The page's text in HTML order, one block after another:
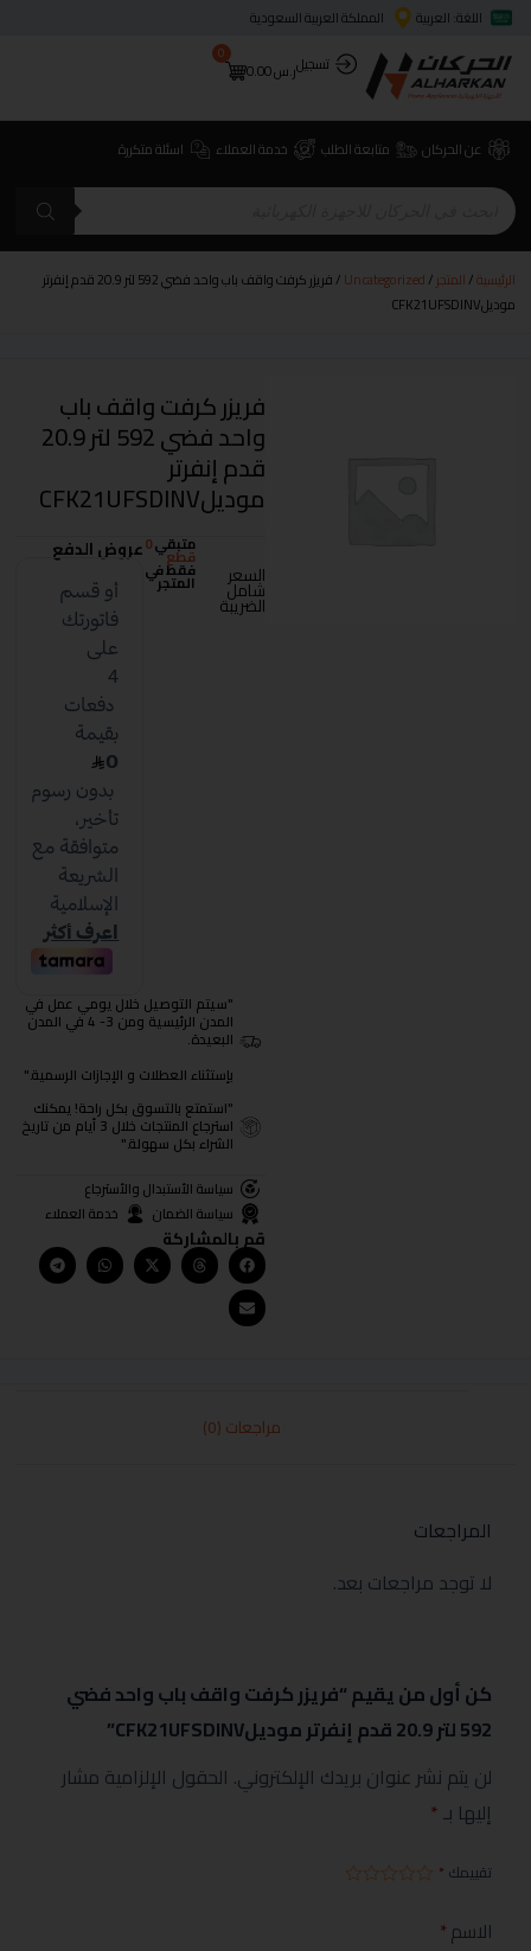
اللغة: العربية
المملكة العربية السعودية
تسجيلر.س0.00
0
عن الحركان متابعة الطلب خدمة العملاء اسئلة متكررة
الرئيسية/المتجر/
Uncategorized
/ فريزر كرفت واقف باب واحد فضي 592 لتر 20.9 قدم إنفرتر
موديلCFK21UFSDINV
فريزر كرفت واقف باب
واحد فضي 592 لتر 20.9
قدم إنفرتر
موديلCFK21UFSDINV
السعر
شامل
الضريبة
متبقي0
قطع
فقط في
المتجر
عروض الدفع
"سيتم التوصيل خلال يومي عمل في
المدن الرئيسية ومن 3- 4 في المدن
البعيدة.
بإستثناء العطلات و الإجازات الرسمية."
"استمتع بالتسوق بكل راحة! يمكنك
استرجاع المنتجات خلال 3 أيام من تاريخ
الشراء بكل سهولة."
سياسة الأستبدال والأسترجاع
سياسة الضمان
خدمة العملاء
قم بالمشاركة
مراجعات (0)
المراجعات
لا توجد مراجعات بعد.
كن أول من يقيم “فريزر كرفت واقف باب واحد فضي
592 لتر 20.9 قدم إنفرتر موديلCFK21UFSDINV”
لن يتم نشر عنوان بريدك الإلكتروني. الحقول الإلزامية مشار
إليها بـ*
تقييمك *
الاسم*